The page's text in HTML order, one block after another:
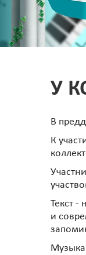
У
В
К
Текст
и
Музыка